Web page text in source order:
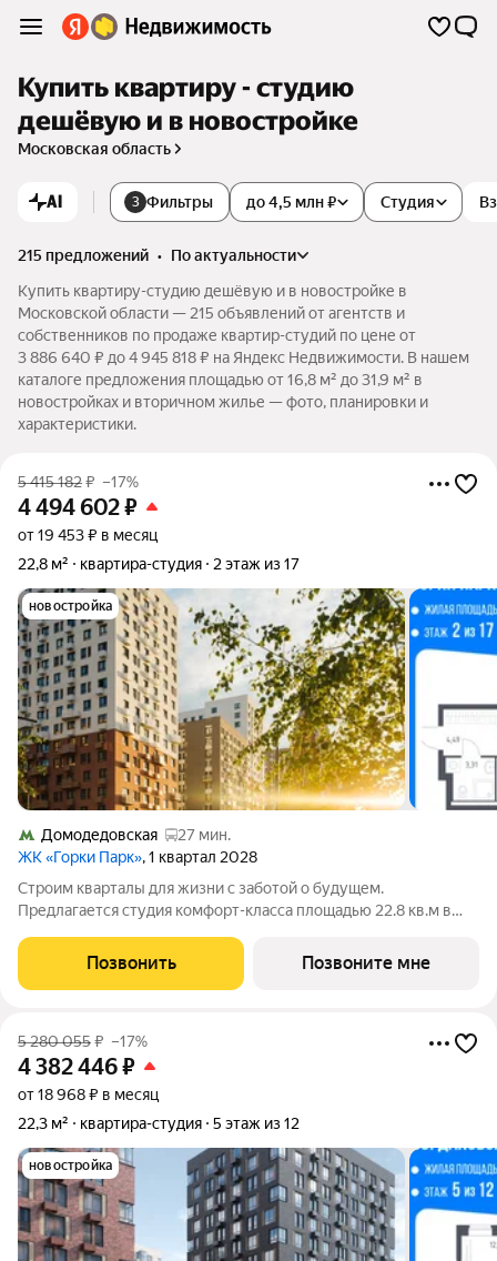
Купить квартиру - студию
дешёвую и в новостройке
Московская область
AI 3 Фильтры до 4,5 млн ₽ Студия
215 предложений •
по актуальности
Купить квартиру-студию дешёвую и в новостройке в
Московской области — 215 объявлений от агентств и
собственников по продаже квартир-студий по цене от
3 886 640 ₽ до 4 945 818 ₽ на Яндекс Недвижимости. В нашем
каталоге предложения площадью от 16,8 м² до 31,9 м² в
новостройках и вторичном жилье — фото, планировки и
характеристики.
5 415 182₽ –17%
4 494 602₽
от 19 453 ₽ в месяц
22,8 м²
квартира-студия 2 этаж из 17
новостройка
Домодедовская
27 мин.
ЖК «Горки Парк», 1 квартал 2028
Строим кварталы для жизни с заботой о будущем.
Предлагается студия комфорт-класса площадью 22.8 кв.м в
"Горки Парк".Застройщик сдает квартиры с отделкой в
нескольких вариантах: предчистовая,
Позвонить Позвоните мне
5 280 055₽ –17%
4 382 446₽
от 18 968 ₽ в месяц
22,3 м²
квартира-студия 5 этаж из 12
новостройка